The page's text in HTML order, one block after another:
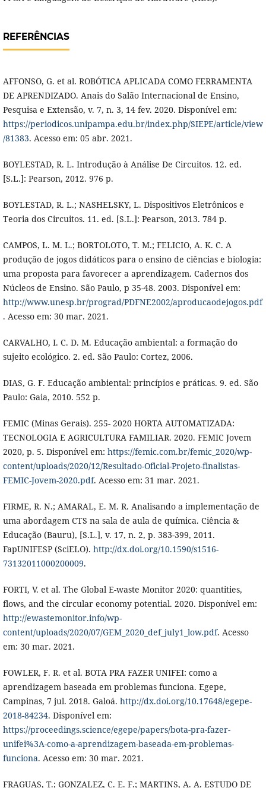
REFERÊNCIAS
AFFONSO, G. et al. ROBÓTICA APLICADA COMO FERRAMENTA
DE APRENDIZADO. Anais do Salão Internacional de Ensino,
Pesquisa e Extensão, v. 7, n. 3, 14 fev. 2020. Disponível em:
https://periodicos.unipampa.edu.br/index.php/SIEPE/article/view
/81383. Acesso em: 05 abr. 2021.
BOYLESTAD, R. L. Introdução à Análise De Circuitos. 12. ed.
[S.L.]: Pearson, 2012. 976 p.
BOYLESTAD, R. L.; NASHELSKY, L. Dispositivos Eletrônicos e
Teoria dos Circuitos. 11. ed. [S.L.]: Pearson, 2013. 784 p.
CAMPOS, L. M. L.; BORTOLOTO, T. M.; FELICIO, A. K. C. A
produção de jogos didáticos para o ensino de ciências e biologia:
uma proposta para favorecer a aprendizagem. Cadernos dos
Núcleos de Ensino. São Paulo, p 35-48. 2003. Disponível em:
http://www.unesp.br/prograd/PDFNE2002/aproducaodejogos.pdf
. Acesso em: 30 mar. 2021.
CARVALHO, I. C. D. M. Educação ambiental: a formação do
sujeito ecológico. 2. ed. São Paulo: Cortez, 2006.
DIAS, G. F. Educação ambiental: princípios e práticas. 9. ed. São
Paulo: Gaia, 2010. 552 p.
FEMIC (Minas Gerais). 255- 2020 HORTA AUTOMATIZADA:
TECNOLOGIA E AGRICULTURA FAMILIAR. 2020. FEMIC Jovem
2020, p. 5. Disponível em: https://femic.com.br/femic_2020/wp-
content/uploads/2020/12/Resultado-Oficial-Projeto-finalistas-
FEMIC-Jovem-2020.pdf. Acesso em: 31 mar. 2021.
FIRME, R. N.; AMARAL, E. M. R. Analisando a implementação de
uma abordagem CTS na sala de aula de química. Ciência &
Educação (Bauru), [S.L.], v. 17, n. 2, p. 383-399, 2011.
FapUNIFESP (SciELO). http://dx.doi.org/10.1590/s1516-
73132011000200009.
FORTI, V. et al. The Global E-waste Monitor 2020: quantities,
flows, and the circular economy potential. 2020. Disponível em:
http://ewastemonitor.info/wp-
content/uploads/2020/07/GEM_2020_def_july1_low.pdf. Acesso
em: 30 mar. 2021.
FOWLER, F. R. et al. BOTA PRA FAZER UNIFEI: como a
aprendizagem baseada em problemas funciona. Egepe,
Campinas, 7 jul. 2018. Galoá. http://dx.doi.org/10.17648/egepe-
2018-84234. Disponível em:
https://proceedings.science/egepe/papers/bota-pra-fazer-
unifei%3A-como-a-aprendizagem-baseada-em-problemas-
funciona. Acesso em: 30 mar. 2021.
FRAGUAS, T.; GONZALEZ, C. E. F.; MARTINS, A. A. ESTUDO DE